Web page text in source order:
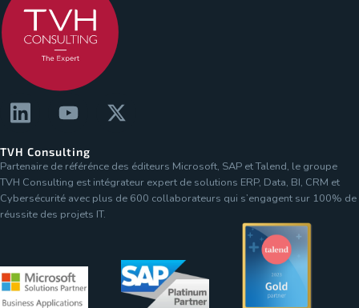
TVH Consulting
Partenaire de référénce des éditeurs Microsoft, SAP et Talend, le groupe
TVH Consulting est intégrateur expert de solutions ERP, Data, BI, CRM et
Cybersécurité avec plus de 600 collaborateurs qui s’engagent sur 100% de
réussite des projets IT.